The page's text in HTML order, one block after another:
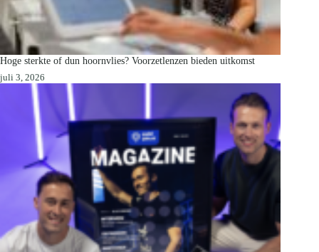
Hoge sterkte of dun hoornvlies? Voorzetlenzen bieden uitkomst
juli 3, 2026